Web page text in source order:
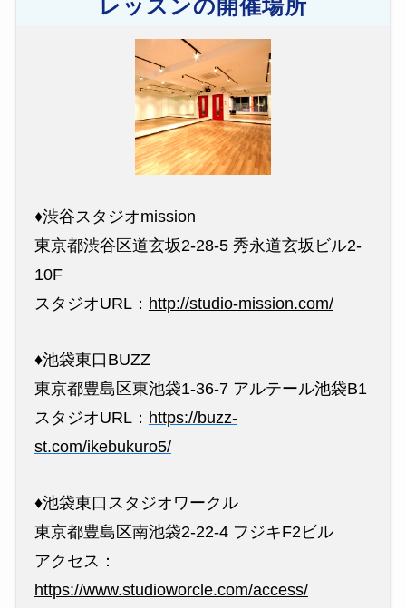
レッスンの開催場所
♦︎渋谷スタジオmission
東京都渋谷区道玄坂2-28-5 秀永道玄坂ビル2-
10F
スタジオURL： http://studio-mission.com/
♦︎池袋東口BUZZ
東京都豊島区東池袋1-36-7 アルテール池袋B1
スタジオURL： https://buzz-
st.com/ikebukuro5/
♦︎池袋東口スタジオワークル
東京都豊島区南池袋2-22-4 フジキF2ビル
アクセス：
https://www.studioworcle.com/access/